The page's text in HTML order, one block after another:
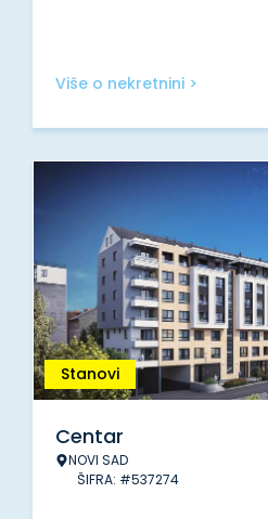
Više o nekretnini >
Stanovi
Centar
NOVI SAD
ŠIFRA: #537274